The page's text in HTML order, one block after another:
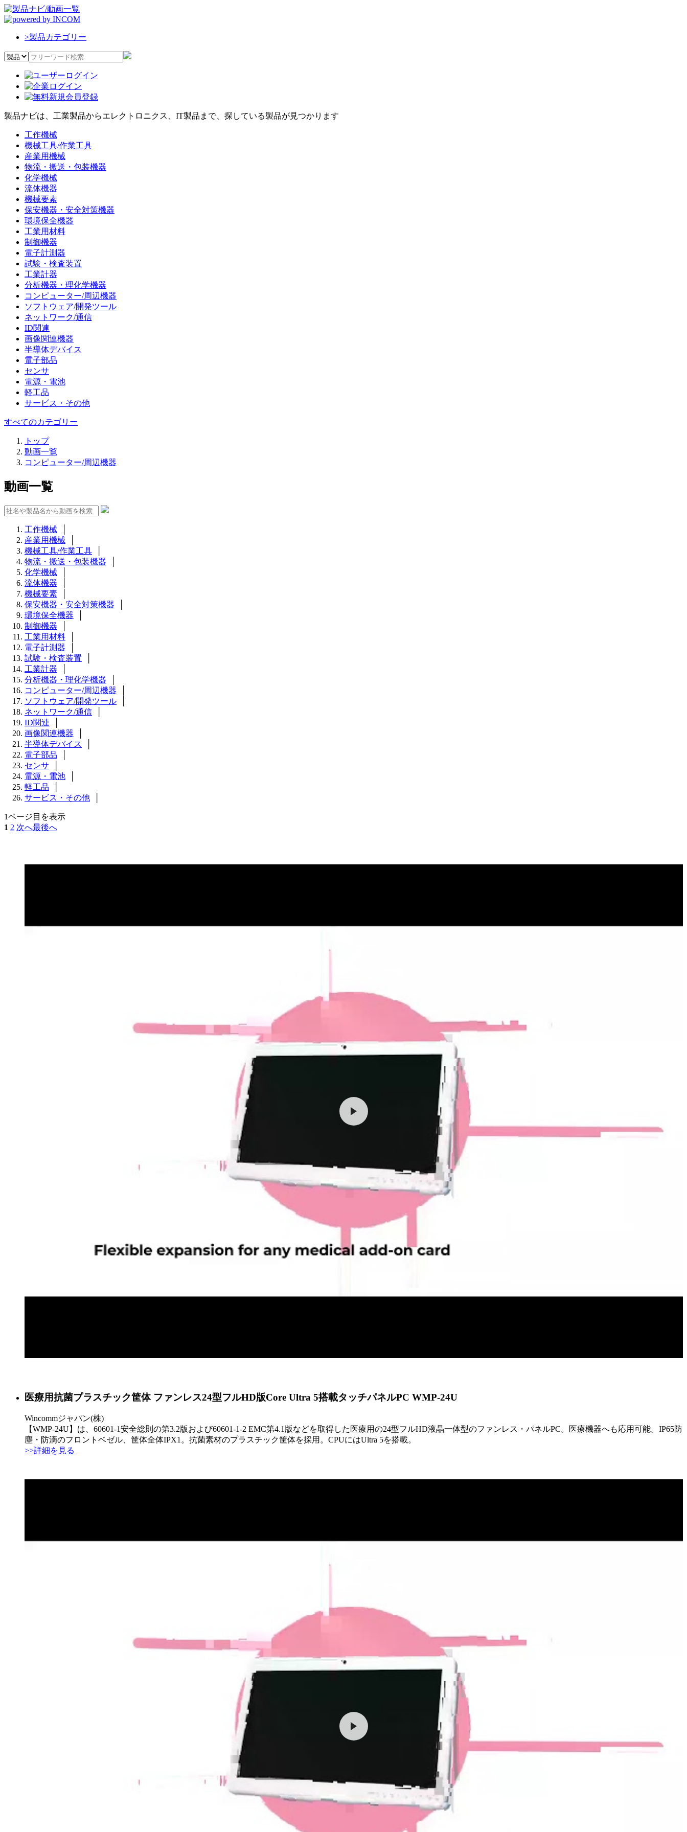
>製品カテゴリー
製品ナビは、工業製品からエレクトロニクス、IT製品まで、探している製品が見つかります
工作機械
機械工具/作業工具
産業用機械
物流・搬送・包装機器
化学機械
流体機器
機械要素
保安機器・安全対策機器
環境保全機器
工業用材料
制御機器
電子計測器
試験・検査装置
工業計器
分析機器・理化学機器
コンピューター/周辺機器
ソフトウェア/開発ツール
ネットワーク/通信
ID関連
画像関連機器
半導体デバイス
電子部品
センサ
電源・電池
軽工品
サービス・その他
すべてのカテゴリー
トップ
動画一覧
コンピューター/周辺機器
動画一覧
工作機械
産業用機械
機械工具/作業工具
物流・搬送・包装機器
化学機械
流体機器
機械要素
保安機器・安全対策機器
環境保全機器
制御機器
工業用材料
電子計測器
試験・検査装置
工業計器
分析機器・理化学機器
コンピューター/周辺機器
ソフトウェア/開発ツール
ネットワーク/通信
ID関連
画像関連機器
半導体デバイス
電子部品
センサ
電源・電池
軽工品
サービス・その他
1ページ目を表示
1 2 次へ最後へ
医療用抗菌プラスチック筐体 ファンレス24型フルHD版Core Ultra 5搭載タッチパネルPC WMP-24U
Wincommジャパン(株)
【WMP-24U】は、60601-1安全総則の第3.2版および60601-1-2 EMC第4.1版などを取得した医療用の24型フルHD液晶一体型のファンレス・パネルPC。医療機器へも応用可能。IP65防
塵・防滴のフロントベゼル、筐体全体IPX1。抗菌素材のプラスチック筐体を採用。CPUにはUltra 5を搭載。
>>詳細を見る